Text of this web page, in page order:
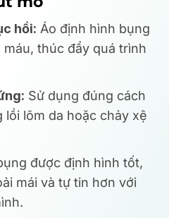
hồi: Áo định hình bụng
thúc đẩy quá trình
Sử dụng đúng cách
lõm da hoặc chảy xệ
được định hình tốt,
mái và tự tin hơn với